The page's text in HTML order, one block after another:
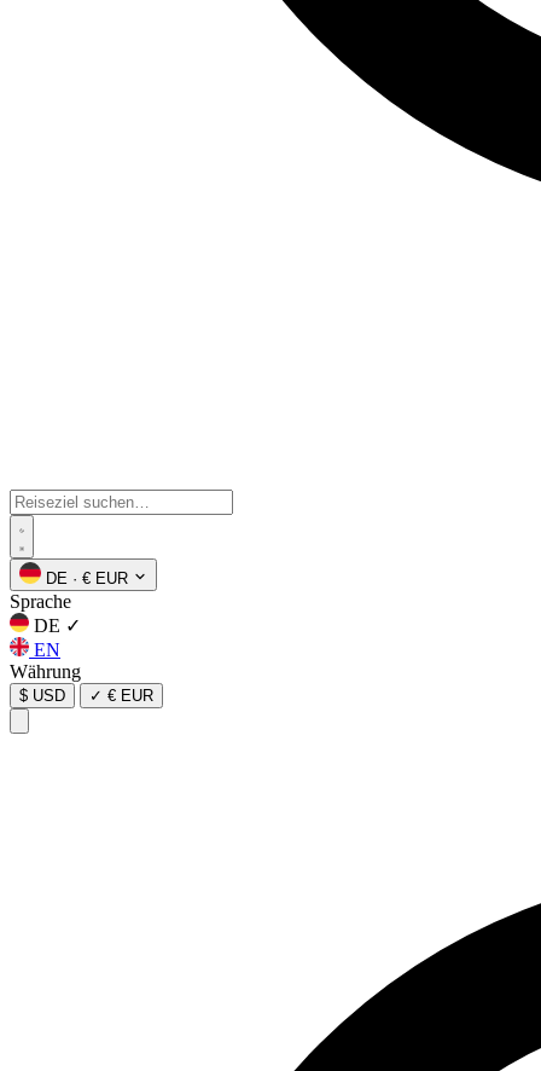
DE · € EUR
Sprache
DE ✓
EN
Währung
$ USD ✓ € EUR